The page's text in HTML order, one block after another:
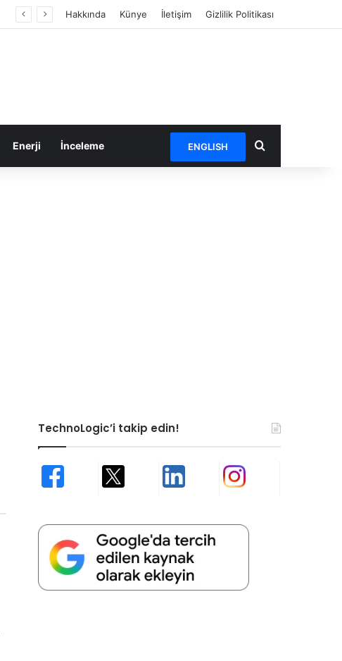
Hakkında Künye İletişim Gizlilik Politikası
Enerji İnceleme ENGLISH Arama yap ...
TechnoLogic’i takip edin!